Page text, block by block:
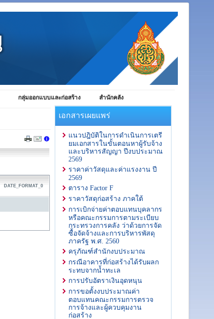
กลุ่มออกแบบและก่อสร้าง สำนักคลัง
DATE_FORMAT_0
เอกสารเผยแพร่
แนวปฎิบัติในการดำเนินการเตรี
ยมเอกสารในขั้นตอนหาผู้รับจ้าง
และบริหารสัญญา ปีงบประมาณ
2569
ราคาค่าวัสดุและค่าแรงงาน ปี
2569
ตาราง Factor F
ราคาวัสดุก่อสร้าง ภาคใต้
การเบิกจ่ายค่าตอบแทนบุคลากร
หรือคณะกรรมการตามระเบียบ
กระทรวงการคลัง ว่าด้วยการจัด
ซื้อจัดจ้างและการบริหารพัสดุ
ภาครัฐ พ.ศ. 2560
ครุภัณฑ์สํานักงบประมาณ
กรณีอาคารที่ก่อสร้างได้รับผลก
ระทบจากน้ำทะเล
การปรับอัตราเงินอุดหนุน
การขอตั้งงบประมาณค่า
ตอบแทนคณะกรรมการตรวจ
การจ้างและผู้ควบคุมงาน
ก่อสร้าง